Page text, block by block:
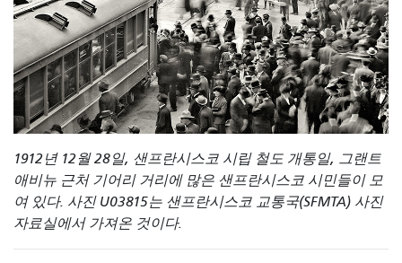
1912년 12월 28일, 샌프란시스코 시립 철도 개통일, 그랜트
애비뉴 근처 기어리 거리에 많은 샌프란시스코 시민들이 모
여 있다. 사진 U03815는 샌프란시스코 교통국(SFMTA) 사진
자료실에서 가져온 것이다.